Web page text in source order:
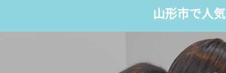
山形市で人